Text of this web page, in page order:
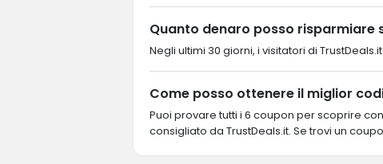
Quanto denaro posso risparmiare
Negli ultimi 30 giorni, i visitatori di
Come posso ottenere il miglior
Puoi provare tutti i 6 coupon per scoprire
consigliato da TrustDeals.it. Se trovi un